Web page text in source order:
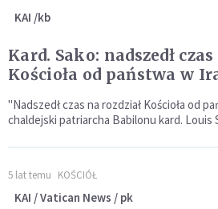
KAI /kb
Kard. Sako: nadszedł
Kościoła od państwa w
"Nadszedł czas na rozdział Kościoła od
chaldejski patriarcha Babilonu kard. Louis
5 lat temu KOŚCIÓŁ
KAI / Vatican News / pk